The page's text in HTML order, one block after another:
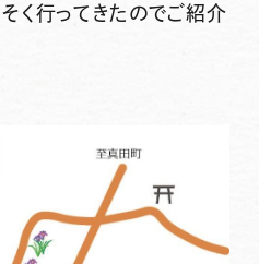
く行ってきたのでご紹介